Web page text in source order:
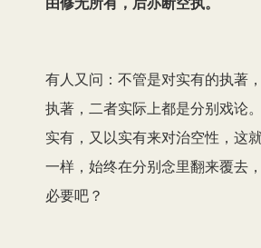
有人又问：不管是对实有的执著
执著，二者实际上都是分别戏论
实有，又以实有来对治空性，这
一样，始终在分别念里翻来覆去
必要吧？